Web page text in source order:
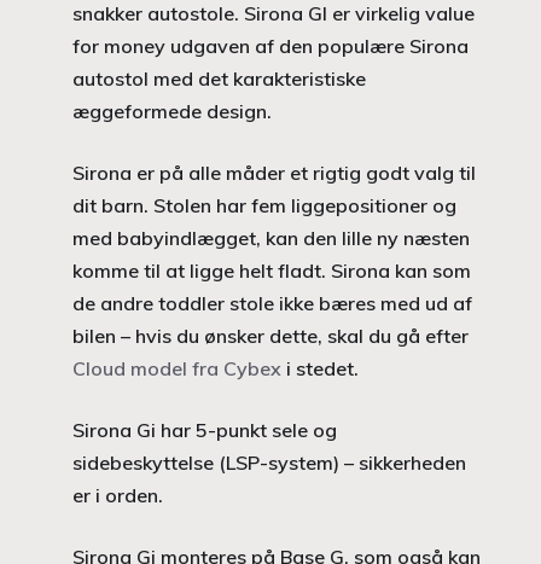
snakker autostole. Sirona GI er virkelig value
for money udgaven af den populære Sirona
autostol med det karakteristiske
æggeformede design.
Sirona er på alle måder et rigtig godt valg til
dit barn. Stolen har fem liggepositioner og
med babyindlægget, kan den lille ny næsten
komme til at ligge helt fladt. Sirona kan som
de andre toddler stole ikke bæres med ud af
bilen – hvis du ønsker dette, skal du gå efter
Cloud model fra Cybex i stedet.
Sirona Gi har 5-punkt sele og
sidebeskyttelse (LSP-system) – sikkerheden
er i orden.
Sirona Gi monteres på Base G, som også kan